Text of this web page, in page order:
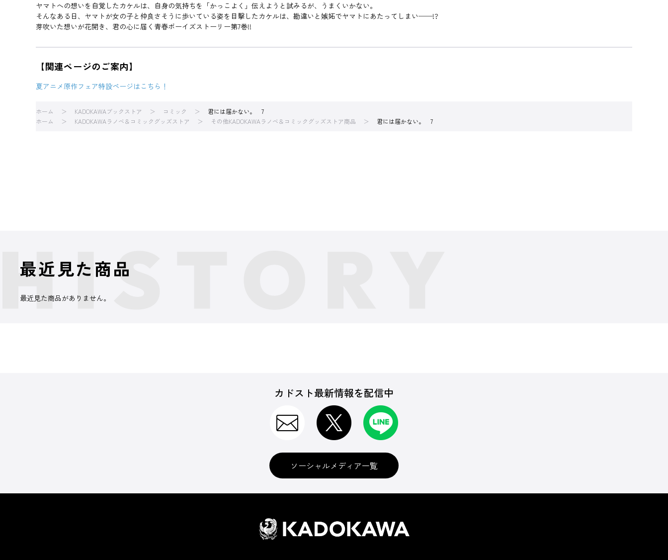
ヤマトへの想いを自覚したカケルは、自身の気持ちを「かっこよく」伝えようと試みるが、うまくいかない。
そんなある日、ヤマトが女の子と仲良さそうに歩いている姿を目撃したカケルは、勘違いと嫉妬でヤマトにあたってしまい──!?
芽吹いた想いが花開き、君の心に届く青春ボーイズストーリー第7巻!!
【関連ページのご案内】
夏アニメ原作フェア特設ページはこちら！
ホーム KADOKAWAブックストア コミック
君には届かない。 7
ホーム
KADOKAWAラノベ＆コミックグッズストア その他KADOKAWAラノベ＆コミックグッズストア商品 君には届かない。 7
最近見た商品
最近見た商品がありません。
カドスト最新情報を配信中
ソーシャルメディア一覧